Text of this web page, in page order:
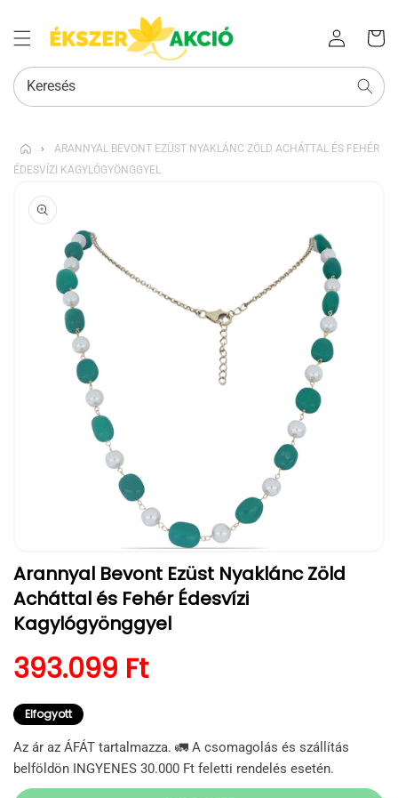
Bejelentkezés
kosara
Keresés
›
ARANNYAL BEVONT EZÜST NYAKLÁNC ZÖLD ACHÁTTAL ÉS FEHÉR
ÉDESVÍZI KAGYLÓGYÖNGGYEL
UGRÁS A
TERMÉKADATOKRA
médiafájl
megnyitása
a
párbeszédpanelen
Arannyal Bevont Ezüst Nyaklánc Zöld
Acháttal és Fehér Édesvízi
Kagylógyönggyel
Normál ár
393.099 Ft
Elfogyott
Az ár az ÁFÁT tartalmazza. 🚛 A csomagolás és szállítás
belföldön INGYENES 30.000 Ft feletti rendelés esetén.